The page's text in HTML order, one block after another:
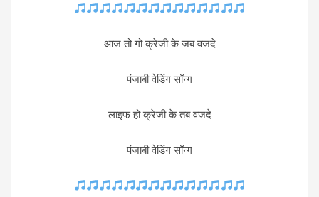
आज तो गो क्रेजी के जब वजदे
पंजाबी वेडिंग सॉन्ग
लाइफ हो क्रेजी के तब वजदे
पंजाबी वेडिंग सॉन्ग